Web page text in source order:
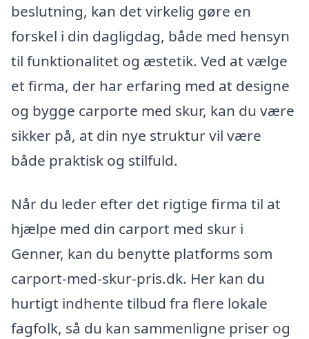
beslutning, kan det virkelig gøre en
forskel i din dagligdag, både med hensyn
til funktionalitet og æstetik. Ved at vælge
et firma, der har erfaring med at designe
og bygge carporte med skur, kan du være
sikker på, at din nye struktur vil være
både praktisk og stilfuld.
Når du leder efter det rigtige firma til at
hjælpe med din carport med skur i
Genner, kan du benytte platforms som
carport-med-skur-pris.dk. Her kan du
hurtigt indhente tilbud fra flere lokale
fagfolk, så du kan sammenligne priser og